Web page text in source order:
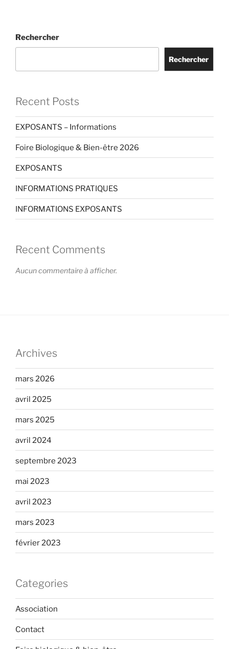
Rechercher
Rechercher
Recent Posts
EXPOSANTS – Informations
Foire Biologique & Bien-être 2026
EXPOSANTS
INFORMATIONS PRATIQUES
INFORMATIONS EXPOSANTS
Recent Comments
Aucun commentaire à afficher.
Archives
mars 2026
avril 2025
mars 2025
avril 2024
septembre 2023
mai 2023
avril 2023
mars 2023
février 2023
Categories
Association
Contact